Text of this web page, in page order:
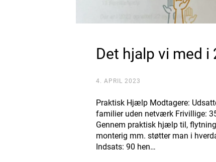
Det hjalp vi med i
4. APRIL 2023
Praktisk Hjælp Modtagere:
familier uden netværk Frivillige:
Gennem praktisk hjælp til,
monterig mm. støtter man i
Indsats: 90 hen…